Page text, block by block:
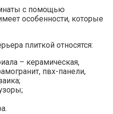
с помощью
особенности, которые
плиткой относятся:
– керамическая,
пвх-панели,